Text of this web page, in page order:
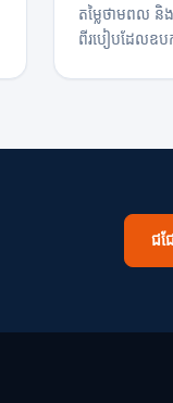
តម្លៃថាមពល
ពីរបៀបដែលឧប
ជ